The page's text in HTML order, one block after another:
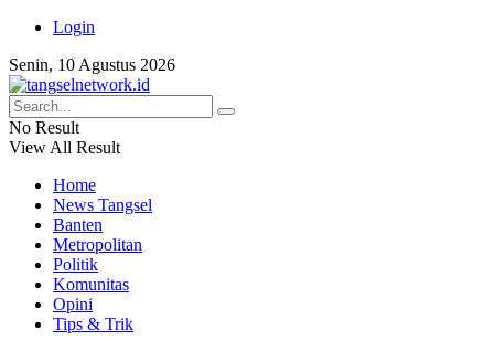
Login
Senin, 10 Agustus 2026
No Result
View All Result
Home
News Tangsel
Banten
Metropolitan
Politik
Komunitas
Opini
Tips & Trik